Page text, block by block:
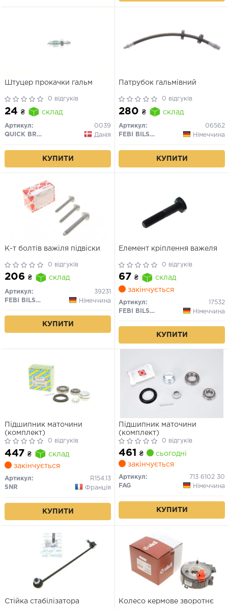
Штуцер прокачки гальм
0 відгуків
24 ₴ склад
Артикул:
0039
QUICK BRAKE
Данія
КУПИТИ
Патрубок гальмівний
0 відгуків
280 ₴ склад
Артикул:
06562
FEBI BILSTEIN
Німеччина
КУПИТИ
К-т болтів важіля підвіски
0 відгуків
206 ₴ склад
Артикул:
39231
FEBI BILSTEIN
Німеччина
КУПИТИ
Елемент кріплення важеля
0 відгуків
67 ₴
склад
закінчується
Артикул:
17532
FEBI BILSTEIN
Німеччина
КУПИТИ
Підшипник маточини
(комплект)
0 відгуків
447 ₴
склад
закінчується
Артикул:
R154.13
SNR
Франція
КУПИТИ
Підшипник маточини
(комплект)
0 відгуків
461 ₴
сьогодні
закінчується
Артикул:
713 6102 30
FAG
Німеччина
КУПИТИ
Стійка стабілізатора Колесо кермове зворотнє